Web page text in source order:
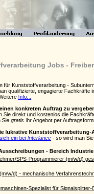
Jobs -
für Kunststoffverarbeitung -
qualifizierte, engagierte Fachkräfte
Info...
konkreten Auftrag zu
Sie direkt und kostenlos die
Sie gratis Ihr Angebot per
lukrative Kunststoffverarbeitung-
ein bei Interlance - so wird man